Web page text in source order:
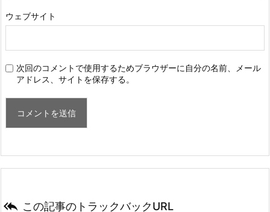
ウェブサイト
次回のコメントで使用するためブラウザーに自分の名前、メール
アドレス、サイトを保存する。
 この記事のトラックバックURL